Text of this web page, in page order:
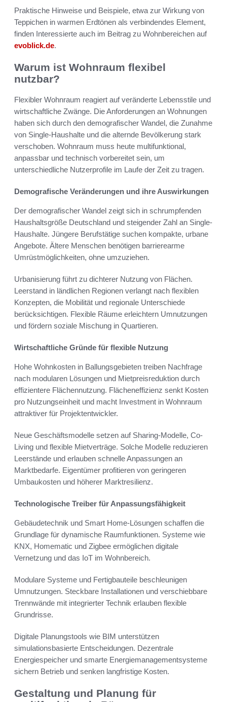
Praktische Hinweise und Beispiele, etwa zur Wirkung von
Teppichen in warmen Erdtönen als verbindendes Element,
finden Interessierte auch im Beitrag zu Wohnbereichen auf
evoblick.de.
Warum ist Wohnraum flexibel
nutzbar?
Flexibler Wohnraum reagiert auf veränderte Lebensstile und
wirtschaftliche Zwänge. Die Anforderungen an Wohnungen
haben sich durch den demografischer Wandel, die Zunahme
von Single-Haushalte und die alternde Bevölkerung stark
verschoben. Wohnraum muss heute multifunktional,
anpassbar und technisch vorbereitet sein, um
unterschiedliche Nutzerprofile im Laufe der Zeit zu tragen.
Demografische Veränderungen und ihre Auswirkungen
Der demografischer Wandel zeigt sich in schrumpfenden
Haushaltsgröße Deutschland und steigender Zahl an Single-
Haushalte. Jüngere Berufstätige suchen kompakte, urbane
Angebote. Ältere Menschen benötigen barrierearme
Umrüstmöglichkeiten, ohne umzuziehen.
Urbanisierung führt zu dichterer Nutzung von Flächen.
Leerstand in ländlichen Regionen verlangt nach flexiblen
Konzepten, die Mobilität und regionale Unterschiede
berücksichtigen. Flexible Räume erleichtern Umnutzungen
und fördern soziale Mischung in Quartieren.
Wirtschaftliche Gründe für flexible Nutzung
Hohe Wohnkosten in Ballungsgebieten treiben Nachfrage
nach modularen Lösungen und Mietpreisreduktion durch
effizientere Flächennutzung. Flächeneffizienz senkt Kosten
pro Nutzungseinheit und macht Investment in Wohnraum
attraktiver für Projektentwickler.
Neue Geschäftsmodelle setzen auf Sharing-Modelle, Co-
Living und flexible Mietverträge. Solche Modelle reduzieren
Leerstände und erlauben schnelle Anpassungen an
Marktbedarfe. Eigentümer profitieren von geringeren
Umbaukosten und höherer Marktresilienz.
Technologische Treiber für Anpassungsfähigkeit
Gebäudetechnik und Smart Home-Lösungen schaffen die
Grundlage für dynamische Raumfunktionen. Systeme wie
KNX, Homematic und Zigbee ermöglichen digitale
Vernetzung und das IoT im Wohnbereich.
Modulare Systeme und Fertigbauteile beschleunigen
Umnutzungen. Steckbare Installationen und verschiebbare
Trennwände mit integrierter Technik erlauben flexible
Grundrisse.
Digitale Planungstools wie BIM unterstützen
simulationsbasierte Entscheidungen. Dezentrale
Energiespeicher und smarte Energiemanagementsysteme
sichern Betrieb und senken langfristige Kosten.
Gestaltung und Planung für